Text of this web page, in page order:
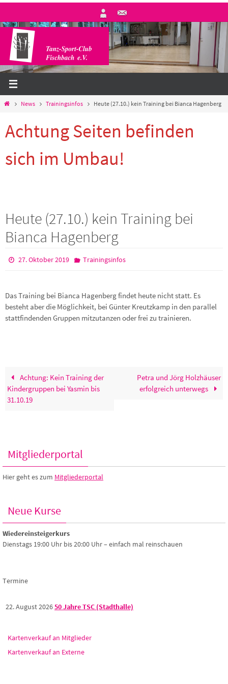
springen
StartNews Trainingsinfos Heute (27.10.) kein Training bei Bianca Hagenberg
Achtung Seiten befinden
sich im Umbau!
Heute (27.10.) kein Training bei
Bianca Hagenberg
27. Oktober 2019 Trainingsinfos
Das Training bei Bianca Hagenberg findet heute nicht statt. Es
besteht aber die Möglichkeit, bei Günter Kreutzkamp in den parallel
stattfindenden Gruppen mitzutanzen oder frei zu trainieren.
Achtung: Kein Training der
Kindergruppen bei Yasmin bis
31.10.19
Petra und Jörg Holzhäuser
erfolgreich unterwegs
Mitgliederportal
Hier geht es zum Mitgliederportal
Neue Kurse
Wiedereinsteigerkurs
Dienstags 19:00 Uhr bis 20:00 Uhr – einfach mal reinschauen
Termine
22. August 202650 Jahre TSC (Stadthalle)
Kartenverkauf an Mitglieder
Kartenverkauf an Externe